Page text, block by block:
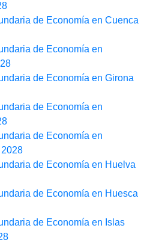
de Economía en Cuenca
de Economía en
de Economía en Girona
de Economía en
de Economía en
de Economía en Huelva
de Economía en Huesca
de Economía en Islas